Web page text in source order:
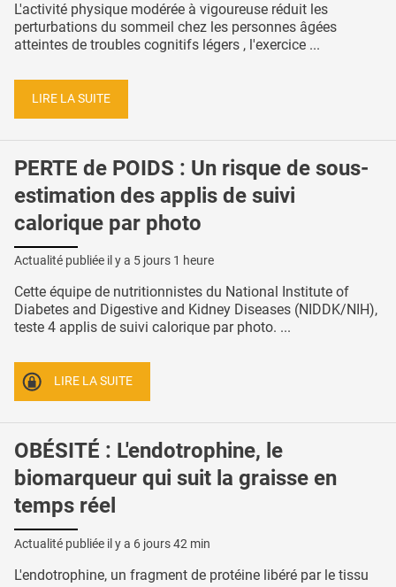
L'activité physique modérée à vigoureuse réduit les
perturbations du sommeil chez les personnes âgées
atteintes de troubles cognitifs légers , l'exercice ...
LIRE LA SUITE
PERTE de POIDS : Un risque de sous-
estimation des applis de suivi
calorique par photo
Actualité publiée il y a 5 jours 1 heure
Cette équipe de nutritionnistes du National Institute of
Diabetes and Digestive and Kidney Diseases (NIDDK/NIH),
teste 4 applis de suivi calorique par photo. ...
LIRE LA SUITE
OBÉSITÉ : L'endotrophine, le
biomarqueur qui suit la graisse en
temps réel
Actualité publiée il y a 6 jours 42 min
L'endotrophine, un fragment de protéine libéré par le tissu